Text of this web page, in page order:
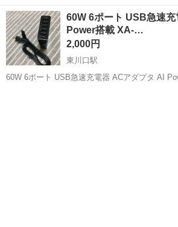
【アイテム】iPhoneケース 【対象】ユニセックス 【生産国】イタリア
共和国 【素材】その他 【付...
埼玉 新座市 携帯アクセサリー
60W 6ポート USB急速充
Power搭載 XA-…
2,000円
東川口駅
60W 6ポート USB急速充電器 ACアダプタ AI